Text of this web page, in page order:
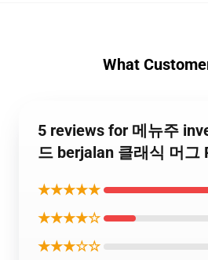
What
5 reviews for 메뉴주
드 berjalan 클래식 머그
★★★★★
★★★★☆
★★★☆☆